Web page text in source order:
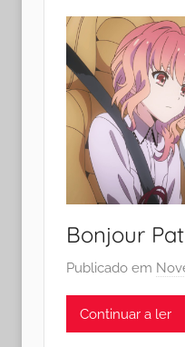
Bonjour
Publicado em
Continuar a ler